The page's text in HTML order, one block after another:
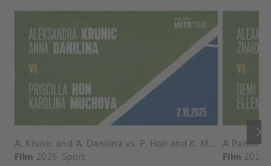
keyboard_arrow_right
A. Krunic and A. Danilina vs. P. Hon and K. Muchova Match Highlights - BEIJING_Capital Group Diamond ( October 02, 2025)
Film 2025 Sport Film 2026